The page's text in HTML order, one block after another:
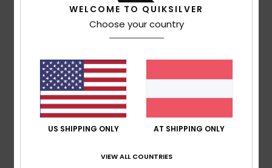
Kundenbewertungen
Durchschnittliche Bewertung
4.0
2026
WELCOME TO QUIKSILVER
Choose your country
US SHIPPING ONLY AT SHIPPING ONLY
VIEW ALL COUNTRIES